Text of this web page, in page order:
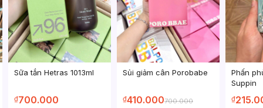
Sữa tắn Hetras 1013ml
₫700.000
Sủi giảm cân Porobabe
₫410.000700.000
Phấn
Suppin
₫